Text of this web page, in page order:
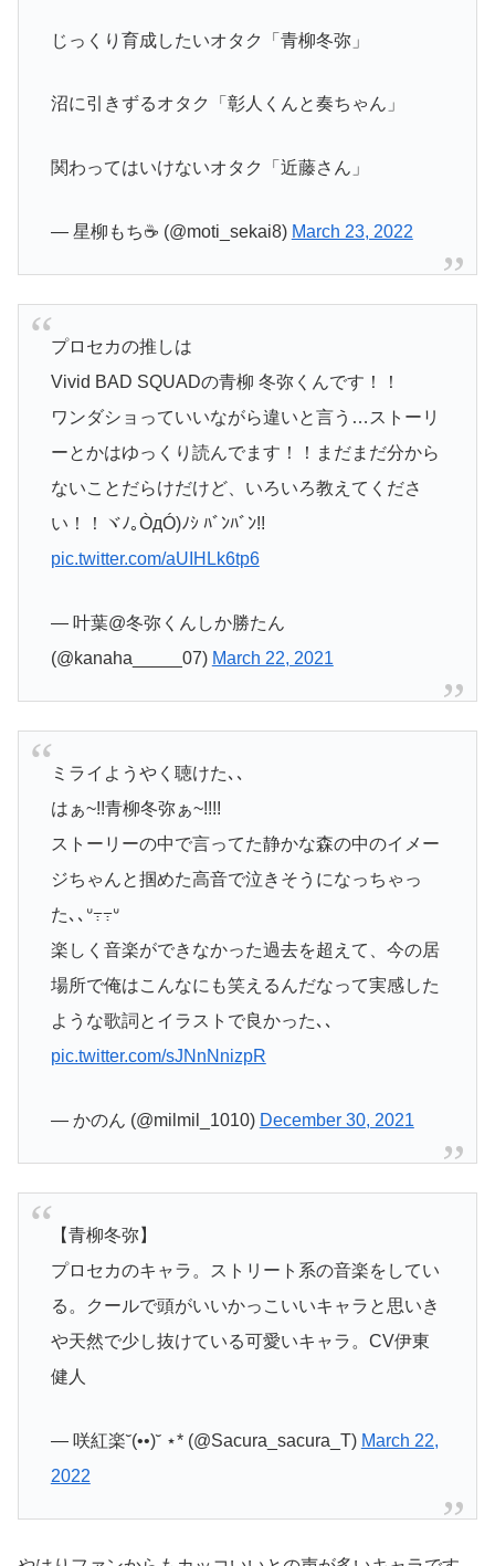
じっくり育成したいオタク「青柳冬弥」
沼に引きずるオタク「彰人くんと奏ちゃん」
関わってはいけないオタク「近藤さん」
— 星柳もち☕ (@moti_sekai8) March 23, 2022
プロセカの推しは
Vivid BAD SQUADの青柳 冬弥くんです！！
ワンダショっていいながら違いと言う…ストーリ
ーとかはゆっくり読んでます！！まだまだ分から
ないことだらけだけど、いろいろ教えてくださ
い！！ヾﾉ｡ÒдÓ)ﾉｼ ﾊﾞﾝﾊﾞﾝ!!
pic.twitter.com/aUIHLk6tp6
— 叶葉@冬弥くんしか勝たん
(@kanaha_____07) March 22, 2021
ミライようやく聴けた､､
はぁ~!!青柳冬弥ぁ~!!!!
ストーリーの中で言ってた静かな森の中のイメー
ジちゃんと掴めた高音で泣きそうになっちゃっ
た､､ᐡ߹߹ᐡ
楽しく音楽ができなかった過去を超えて、今の居
場所で俺はこんなにも笑えるんだなって実感した
ような歌詞とイラストで良かった､､
pic.twitter.com/sJNnNnizpR
— かのん (@milmil_1010) December 30, 2021
【青柳冬弥】
プロセカのキャラ。ストリート系の音楽をしてい
る。クールで頭がいいかっこいいキャラと思いき
や天然で少し抜けている可愛いキャラ。CV伊東
健人
— 咲紅楽˘(••)˘ ⋆* (@Sacura_sacura_T) March 22,
2022